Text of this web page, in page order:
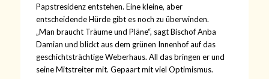
Papstresidenz entstehen. Eine kleine, aber
entscheidende Hürde gibt es noch zu überwinden.
„Man braucht Träume und Pläne“, sagt Bischof Anba
Damian und blickt aus dem grünen Innenhof auf das
geschichtsträchtige Weberhaus. All das bringen er und
seine Mitstreiter mit. Gepaart mit viel Optimismus.